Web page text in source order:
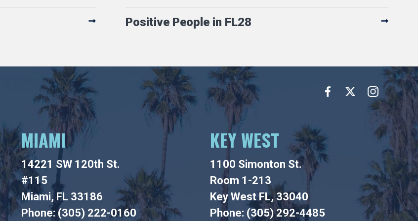
Positive People in FL28
MIAMI
14221 SW 120th St.
#115
Miami, FL 33186
Phone: (305) 222-0160
KEY WEST
1100 Simonton St.
Room 1-213
Key West FL, 33040
Phone: (305) 292-4485